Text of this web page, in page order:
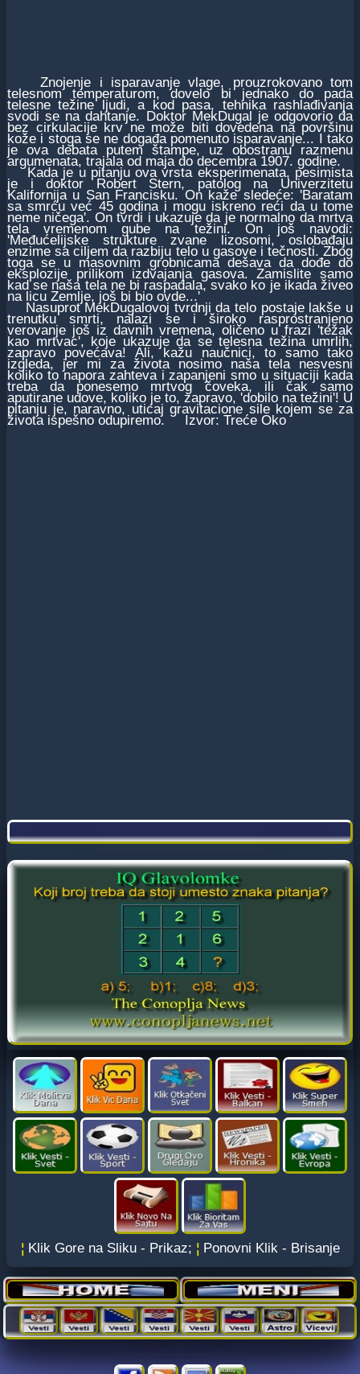
Znojenje i isparavanje vlage, prouzrokovano tom
telesnom temperaturom, dovelo bi jednako do pada
telesne težine ljudi, a kod pasa, tehnika rashlađivanja
svodi se na dahtanje. Doktor MekDugal je odgovorio da
bez cirkulacije krv ne može biti dovedena na površinu
kože i stoga se ne događa pomenuto isparavanje... I tako
je ova debata putem štampe, uz obostranu razmenu
argumenata, trajala od maja do decembra 1907. godine.
Kada je u pitanju ova vrsta eksperimenata, pesimista
je i doktor Robert Stern, patolog na Univerzitetu
Kalifornija u San Francisku. On kaže sledeće: 'Baratam
sa smrću već 45 godina i mogu iskreno reći da u tome
neme ničega'. On tvrdi i ukazuje da je normalno da mrtva
tela vremenom gube na težini. On još navodi:
'Međućelijske strukture zvane lizosomi, oslobađaju
enzime sa ciljem da razbiju telo u gasove i tečnosti. Zbog
toga se u masovnim grobnicama dešava da dođe do
eksplozije prilikom izdvajanja gasova. Zamislite samo
kad se naša tela ne bi raspadala, svako ko je ikada živeo
na licu Zemlje, još bi bio ovde...'
Nasuprot MekDugalovoj tvrdnji da telo postaje lakše u
trenutku smrti, nalazi se i široko rasprostranjeno
verovanje još iz davnih vremena, oličeno u frazi 'težak
kao mrtvac', koje ukazuje da se telesna težina umrlih,
zapravo povećava! Ali, kažu naučnici, to samo tako
izgleda, jer mi za života nosimo naša tela nesvesni
koliko to napora zahteva i zapanjeni smo u situaciji kada
treba da ponesemo mrtvog čoveka, ili čak samo
aputirane udove, koliko je to, zapravo, 'dobilo na težini'! U
pitanju je, naravno, uticaj gravitacione sile kojem se za
života ispešno odupiremo. Izvor: Treće Oko
¦ Klik Gore na Sliku - Prikaz; ¦ Ponovni Klik - Brisanje